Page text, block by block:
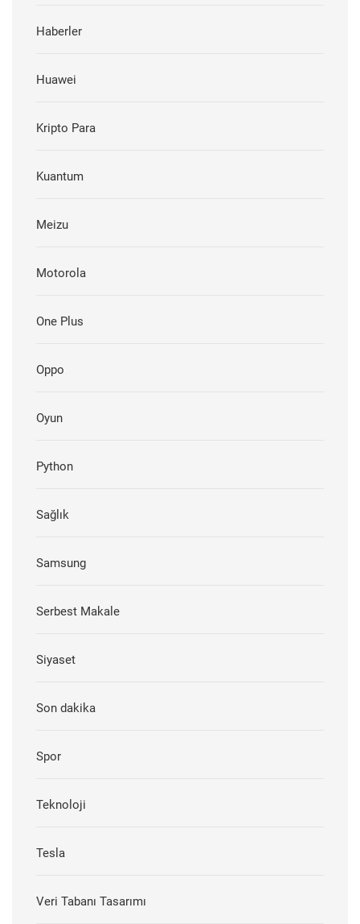
Haberler
Huawei
Kripto Para
Kuantum
Meizu
Motorola
One Plus
Oppo
Oyun
Python
Sağlık
Samsung
Serbest Makale
Siyaset
Son dakika
Spor
Teknoloji
Tesla
Veri Tabanı Tasarımı